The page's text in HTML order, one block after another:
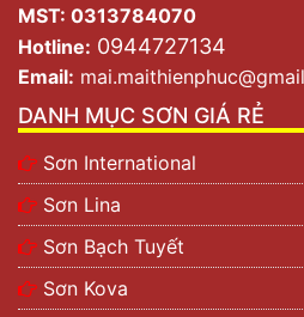
MST: 0313784070
Hotline: 0944727134
Email:
DANH MỤC SƠN GIÁ RẺ
Sơn International
Sơn Lina
Sơn Bạch Tuyết
Sơn Kova